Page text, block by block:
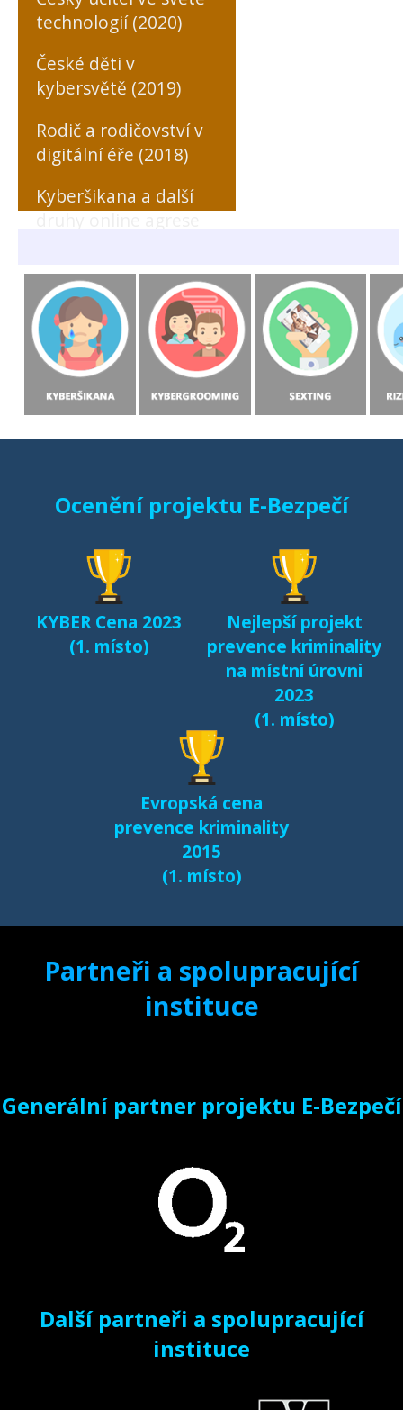
technologií (2020)
České děti v
kybersvětě (2019)
Rodič a rodičovství v
digitální éře (2018)
Kyberšikana a další
(MONO, 2018)
Rizikové formy
chování českých a
slovenských dětí v
prostředí internetu
(MONO, 2015)
Sexting a rizikové
dětí v kyberprostoru
Fenomén Minecraft v
českém prostředí
Další výsledky jsou k
samostatné stránce
e-bezpeci.cz/vyzkum.
Ocenění projektu E-Bezpečí
KYBER Cena 2023
(1. místo)
Nejlepší projekt
prevence kriminality
na místní úrovni
2023
(1. místo)
Evropská cena
prevence kriminality
2015
(1. místo)
Partneři a spolupracující
instituce
Generální partner projektu E-Bezpečí
Další partneři a spolupracující
instituce